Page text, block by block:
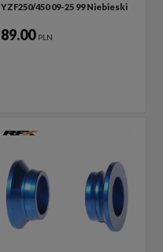
YZF250/450 09-25 99 Niebieski
89.00 PLN